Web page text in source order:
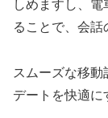
しめますし、
ることで、会話
スムーズな移動
デートを快適に